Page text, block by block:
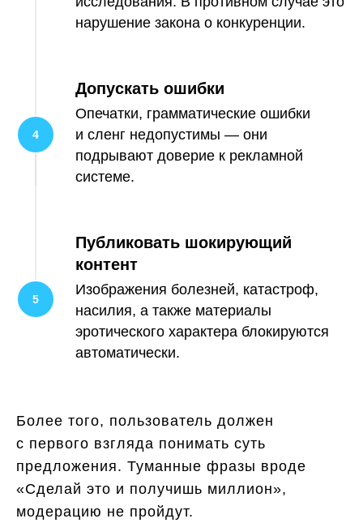
нарушение закона о конкуренции.
Допускать ошибки
Опечатки, грамматические ошибки
и сленг недопустимы — они
подрывают доверие к рекламной
системе.
Публиковать шокирующий
контент
Изображения болезней, катастроф,
насилия, а также материалы
эротического характера блокируются
автоматически.
Более того, пользователь должен
с первого взгляда понимать суть
предложения. Туманные фразы вроде
«Сделай это и получишь миллион»,
модерацию не пройдут.